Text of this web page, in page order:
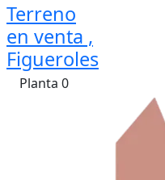
Terreno
en venta ,
Figueroles
Planta 0